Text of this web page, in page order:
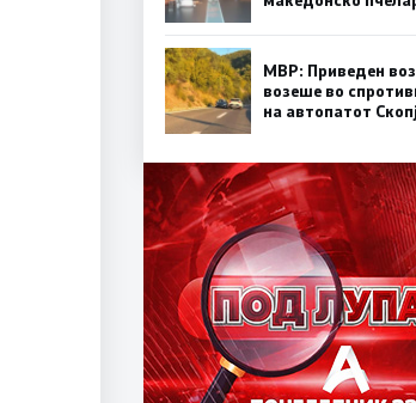
МВР: Приведен
возеше во
на автопатот